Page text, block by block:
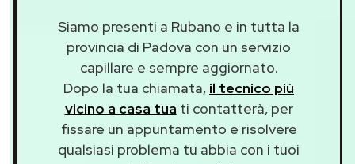
Siamo presenti a Rubano e in tutta la
provincia di Padova con un servizio
capillare e sempre aggiornato.
Dopo la tua chiamata, il tecnico più
vicino a casa tua ti contatterà, per
fissare un appuntamento e risolvere
qualsiasi problema tu abbia con i tuoi